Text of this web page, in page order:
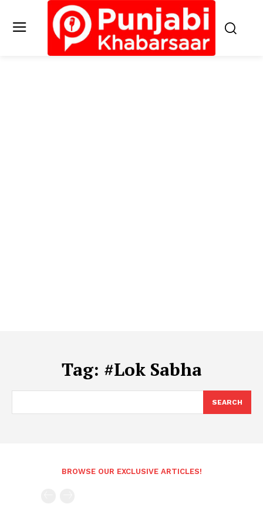
Tag: #Lok Sabha
SEARCH
BROWSE OUR EXCLUSIVE ARTICLES!